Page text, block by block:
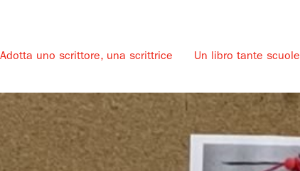
Adotta uno scrittore, una scrittrice Un libro tante scuole